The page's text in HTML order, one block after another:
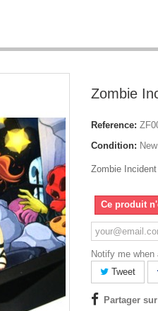
Zombie
Reference:
Condition:
Zombie
Ce produit
Notify me when
Tweet
Partager